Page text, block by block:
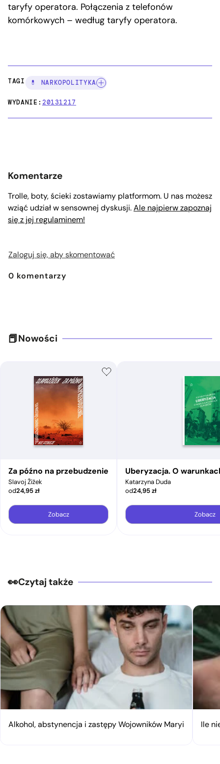
taryfy operatora. Połączenia z telefonów
komórkowych – według taryfy operatora.
TAGI: 💊 NARKOPOLITYKA
WYDANIE:20131217
Komentarze
Trolle, boty, ścieki zostawiamy platformom. U nas możesz
wziąć udział w sensownej dyskusji.Ale najpierw zapoznaj
się z jej regulaminem!
Zaloguj się, aby skomentować
0 komentarzy
Nowości
Za późno na przebudzenie
Slavoj Žižek
od24,95zł
Zobacz
Uberyzacja. O
Katarzyna Duda
od24,95zł
Zobacz
Czytaj także
Alkohol, abstynencja i zastępy Wojowników Maryi Ile